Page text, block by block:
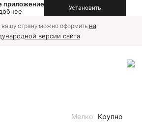
приложение
Установить
вашу страну можно оформить на
версии сайта
Мелко Крупно